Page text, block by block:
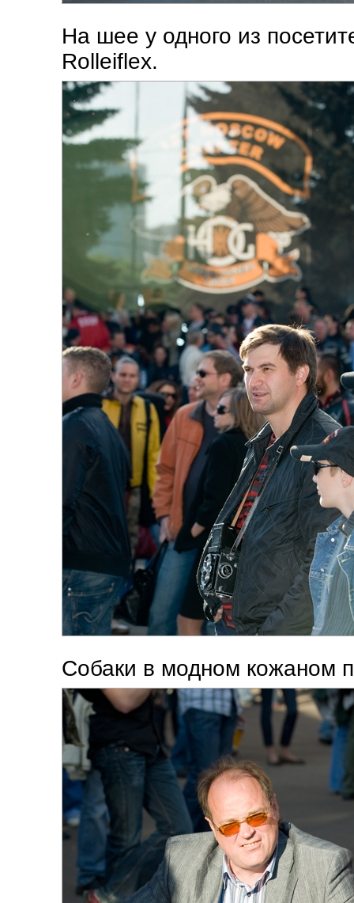
На шее у одного из
Rolleiflex.
Собаки в модном кожаном